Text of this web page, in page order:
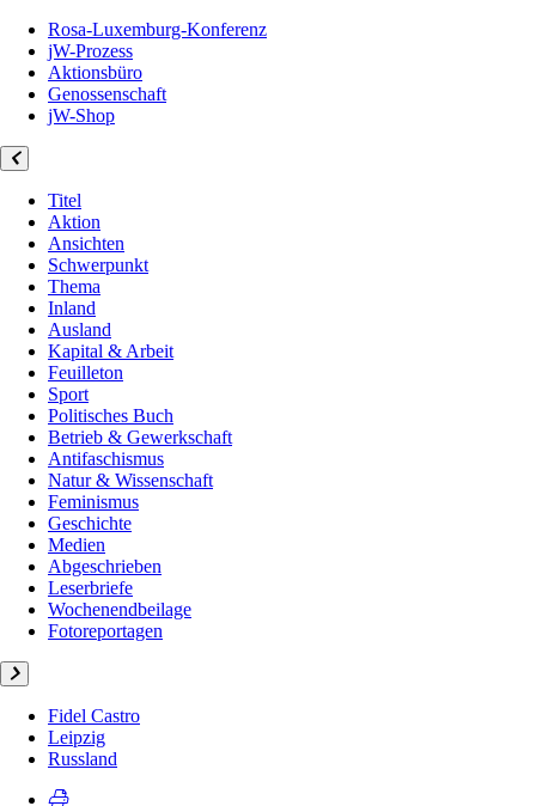
Rosa-Luxemburg-Konferenz
jW-Prozess
Aktionsbüro
Genossenschaft
jW-Shop
Titel
Aktion
Ansichten
Schwerpunkt
Thema
Inland
Ausland
Kapital & Arbeit
Feuilleton
Sport
Politisches Buch
Betrieb & Gewerkschaft
Antifaschismus
Natur & Wissenschaft
Feminismus
Geschichte
Medien
Abgeschrieben
Leserbriefe
Wochenendbeilage
Fotoreportagen
Fidel Castro
Leipzig
Russland